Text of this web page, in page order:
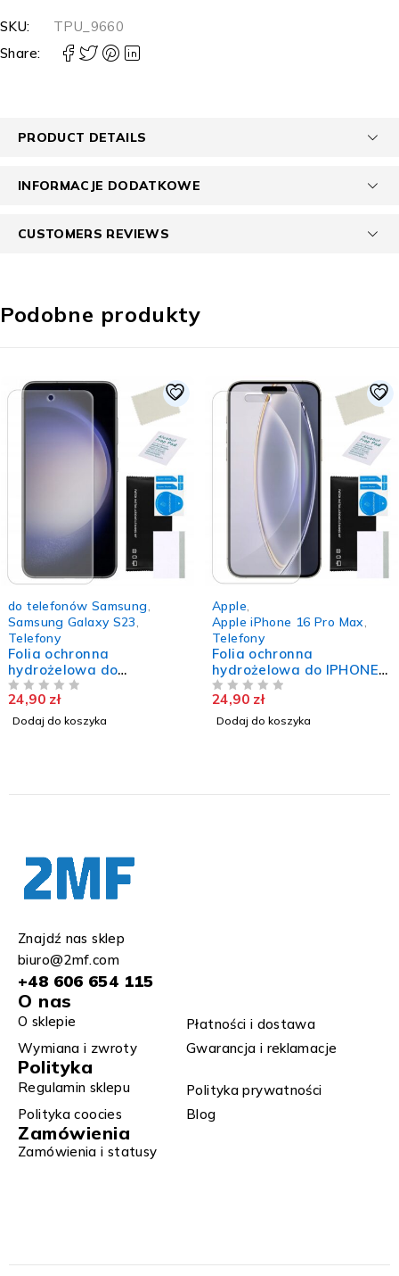
SKU:
TPU_9660
Share:
PRODUCT DETAILS
INFORMACJE DODATKOWE
CUSTOMERS REVIEWS
Podobne produkty
do telefonów Samsung
Samsung Galaxy S23
Telefony
Folia ochronna
hydrożelowa do
SAMSUNG GALAXY S23
trwała szkło nie pęka
TPU
24,90 zł
Dodaj do koszyka
Apple
Apple iPhone 16 Pro Max
Telefony
Folia ochronna
hydrożelowa do IPHONE
16 PRO MAX wytrzymała
mocna szkło TPU
24,90 zł
Dodaj do koszyka
Znajdź nas sklep
biuro@2mf.com
+48 606 654 115
O nas
O sklepie
Płatności i dostawa
Wymiana i zwroty​
Gwarancja i reklamacje​​
Polityka
Regulamin sklepu​
Polityka prywatności
Polityka coocies
Blog
Zamówienia
Zamówienia i statusy